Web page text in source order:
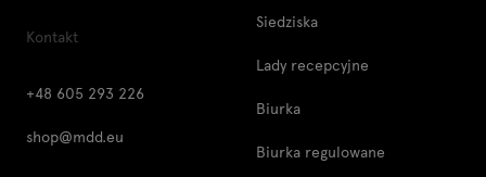
Kontakt
+48 605 293 226
shop@mdd.eu
Siedziska
Lady recepcyjne
Biurka
Biurka regulowane